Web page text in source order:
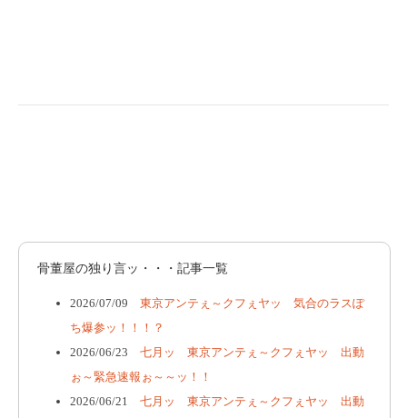
骨董屋の独り言ッ・・・記事一覧
2026/07/09 東京アンテぇ～クフぇヤッ 気合のラスぽ
ち爆参ッ！！！？
2026/06/23 七月ッ 東京アンテぇ～クフぇヤッ 出動
ぉ～緊急速報ぉ～～ッ！！
2026/06/21 七月ッ 東京アンテぇ～クフぇヤッ 出動